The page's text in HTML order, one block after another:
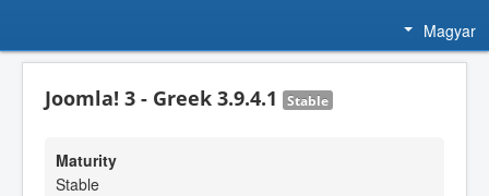
Magyar
Joomla! 3 - Greek 3.9.4.1 Stable
Maturity
Stable